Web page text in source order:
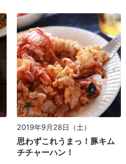
2019年9月28日（土）
思わずこれうまっ！豚キム
チチャーハン！